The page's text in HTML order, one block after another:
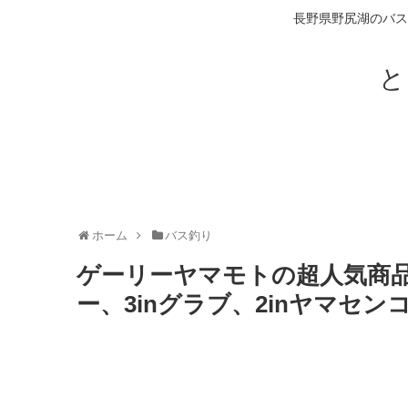
長野県野尻湖のバ
ホーム バス釣り
ゲーリーヤマモトの超人気商
ー、3inグラブ、2inヤマセン